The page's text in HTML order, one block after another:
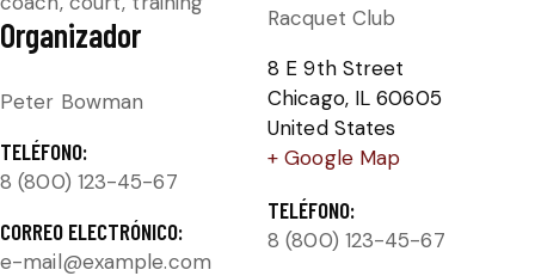
Organizador
Peter Bowman
TELÉFONO:
8 (800) 123-45-67
CORREO ELECTRÓNICO:
e-mail@example.com
Racquet Club
8 E 9th Street
Chicago, IL 60605
United States
+ Google Map
TELÉFONO:
8 (800) 123-45-67